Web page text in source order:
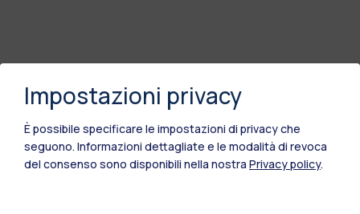
Impostazioni privacy
È possibile specificare le impostazioni di privacy che
seguono. Informazioni dettagliate e le modalità di revoca
del consenso sono disponibili nella nostra Privacy policy.